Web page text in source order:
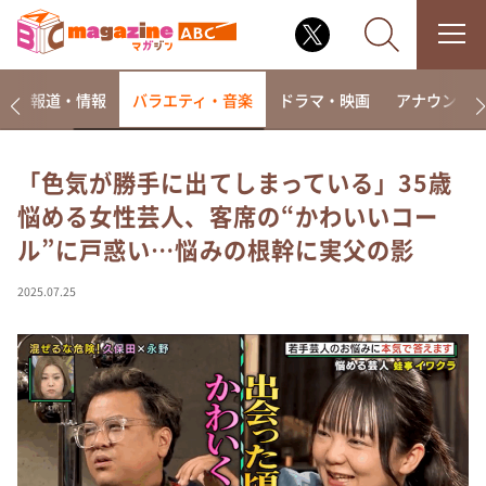
なるみ・岡村の過ぎるTV
相席食堂
これ余談なんですけど・・・
て真剣です
探偵！ナイトスクープ
news おかえり
河合＆A.B.C-Z塚田×福井アナ「なんでやねん！？」
（news おかえり）
報道・情報 バラエティ・音楽 ドラマ・映画 アナウンサー
「色気が勝手に出てしまっている」35歳
悩める女性芸人、客席の“かわいいコー
ル”に戸惑い…悩みの根幹に実父の影
2025.07.25